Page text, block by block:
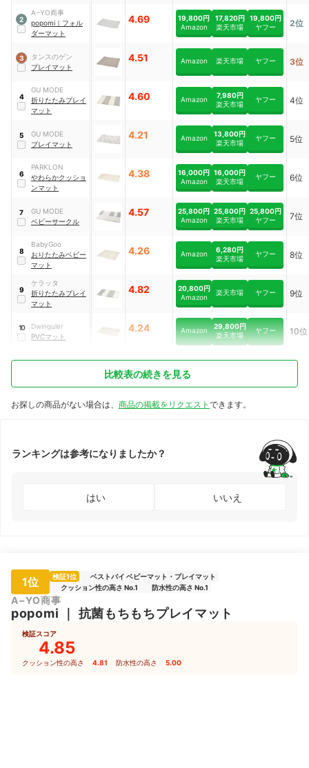
2
A−YO商事
popomi ｜ フォル
ダーマット
4.69
19,800円
Amazon
17,820円
楽天市場
19,800円
ヤフー
2位
3
タンスのゲン
プレイマット
4.51 Amazon 楽天市場 ヤフー 3位
4
GU MODE
折りたたみプレイ
マット
4.60 Amazon
7,980円
楽天市場
ヤフー 4位
5
GU MODE
プレイマット
4.21 Amazon
13,800円
楽天市場
ヤフー 5位
6
PARKLON
やわらかクッショ
ンマット
4.38
16,000円
Amazon
16,000円
楽天市場
ヤフー 6位
7
GU MODE
ベビーサークル
4.57
25,800円
Amazon
25,800円
楽天市場
25,800円
ヤフー
7位
8
BabyGoo
おりたたみベビー
マット
4.26 Amazon
6,280円
楽天市場
ヤフー 8位
9
ケラッタ
折りたたみプレイ
マット
4.82
20,800円
Amazon
楽天市場 ヤフー 9位
10
Dwinguler
PVCマット
4.24 Amazon
29,800円
楽天市場
ヤフー 10位
比較表の続きを見る
お探しの商品がない場合は、 商品の掲載をリクエスト できます。
ランキングは参考になりましたか？
はい いいえ
1位 検証1位
ベストバイ ベビーマット・プレイマット
クッション性の高さ No.1
防水性の高さ No.1
A−YO商事
popomi 抗菌もちもちプレイマット
検証スコア
4.85
クッション性の高さ 4.81 防水性の高さ 5.00